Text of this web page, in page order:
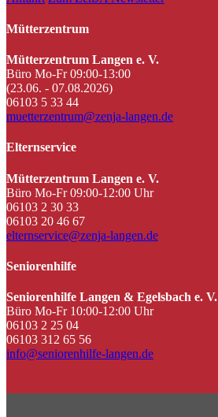
Mütterzentrum
Mütterzentrum Langen e. V.
Büro Mo-Fr 09:00-13:00
(23.06. - 07.08.2026)
06103 5 33 44
muetterzentrum@zenja-langen.de
Elternservice
Mütterzentrum Langen e. V.
Büro Mo-Fr 09:00-12:00 Uhr
06103 2 30 33
06103 20 46 67
elternservice@zenja-langen.de
Seniorenhilfe
Seniorenhilfe Langen & Egelsbach e. V.
Büro Mo-Fr 10:00-12:00 Uhr
06103 2 25 04
06103 312 65 56
info@seniorenhilfe-langen.de